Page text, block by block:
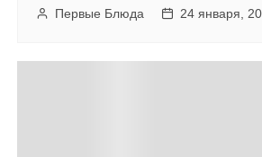
Первые Блюда 24 января,